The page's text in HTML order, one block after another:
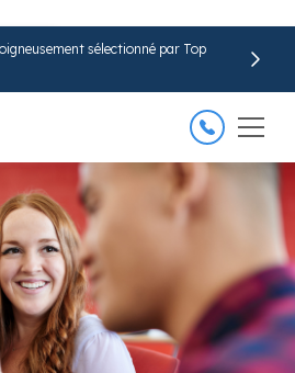
sélectionné par Top